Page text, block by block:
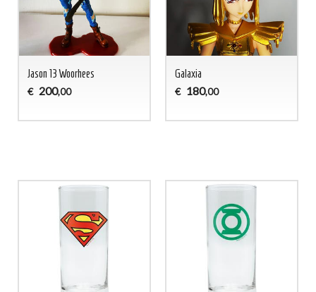
Jason 13 Woorhees
€ 200,00
Galaxia
€ 180,00